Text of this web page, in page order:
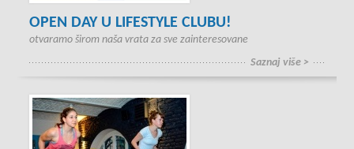
OPEN DAY U LIFESTYLE CLUBU!
otvaramo širom naša vrata za sve zainteresovane
Saznaj više >